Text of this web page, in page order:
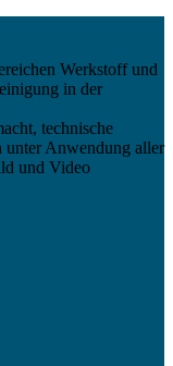
Werkstoff und
in der
technische
Anwendung aller
und Video